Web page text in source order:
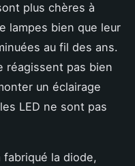
plus chères à
lampes bien que leur
au fil des ans.
réagissent pas bien
un éclairage
LED ne sont pas
fabriqué la diode,